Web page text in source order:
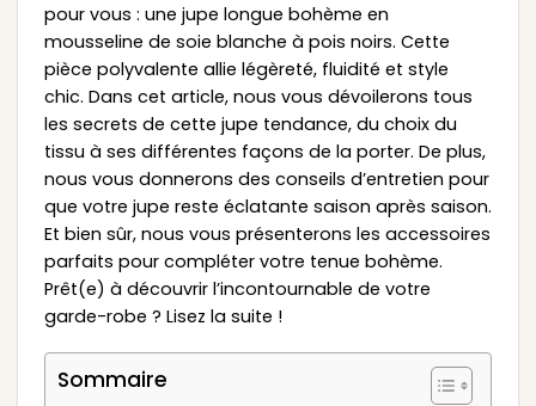
pour vous : une jupe longue bohème en
mousseline de soie blanche à pois noirs. Cette
pièce polyvalente allie légèreté, fluidité et style
chic. Dans cet article, nous vous dévoilerons tous
les secrets de cette jupe tendance, du choix du
tissu à ses différentes façons de la porter. De plus,
nous vous donnerons des conseils d’entretien pour
que votre jupe reste éclatante saison après saison.
Et bien sûr, nous vous présenterons les accessoires
parfaits pour compléter votre tenue bohème.
Prêt(e) à découvrir l’incontournable de votre
garde-robe ? Lisez la suite !
Sommaire